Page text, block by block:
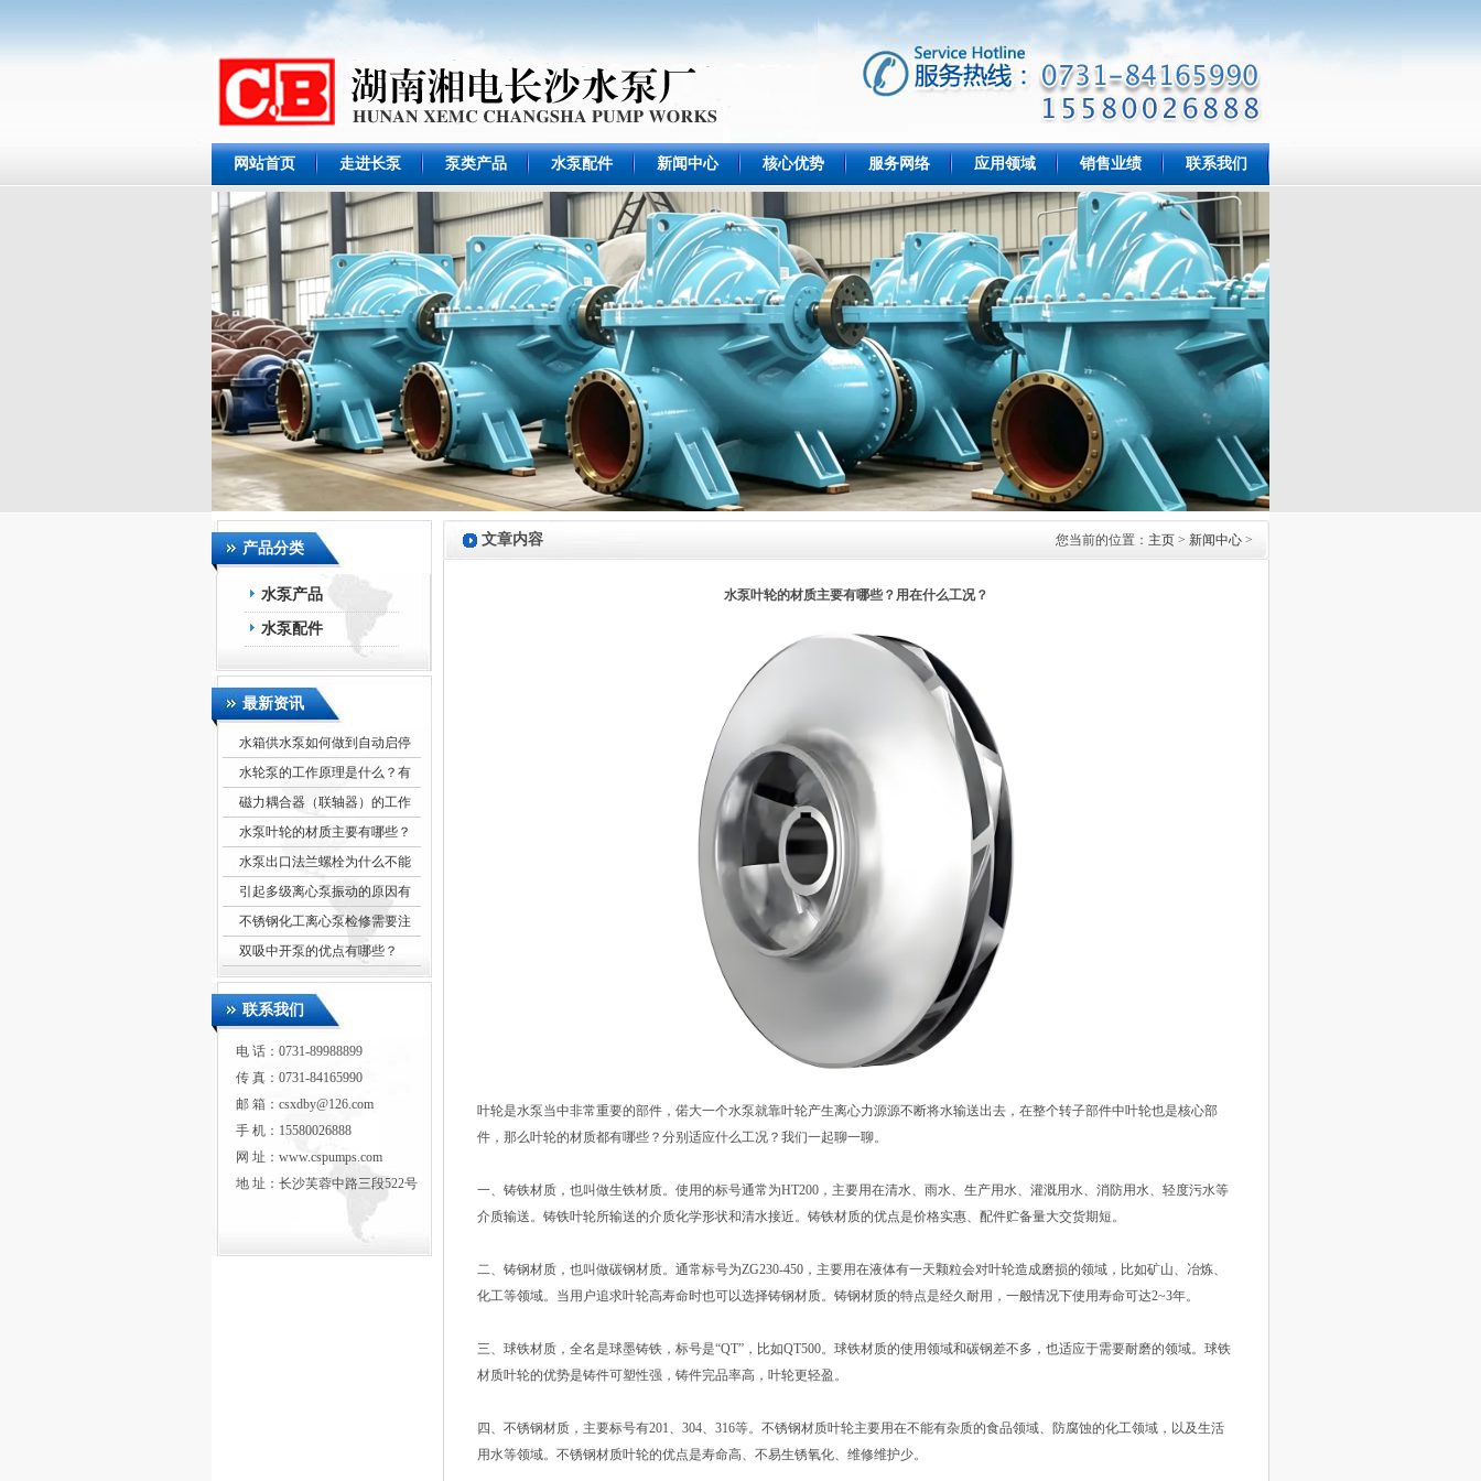
网站首页 走进长泵 泵类产品 水泵配件 新闻中心 核心优势 服务网络 应用领域 销售业绩 联系我们
产品分类
水泵产品
水泵配件
最新资讯
水箱供水泵如何做到自动启停
水轮泵的工作原理是什么？有
磁力耦合器（联轴器）的工作
水泵叶轮的材质主要有哪些？
水泵出口法兰螺栓为什么不能
引起多级离心泵振动的原因有
不锈钢化工离心泵检修需要注
双吸中开泵的优点有哪些？
联系我们
电 话：0731-89988899
传 真：0731-84165990
邮 箱：csxdby@126.com
手 机：15580026888
网 址：www.cspumps.com
地 址：长沙芙蓉中路三段522号
您当前的位置： 主页 > 新闻中心 >
文章内容
水泵叶轮的材质主要有哪些？用在什么工况？
叶轮是水泵当中非常重要的部件，偌大一个水泵就靠叶轮产生离心力源源不断将水输送出去，在整个转子部件中叶轮也是核心部
件，那么叶轮的材质都有哪些？分别适应什么工况？我们一起聊一聊。
一、铸铁材质，也叫做生铁材质。使用的标号通常为HT200，主要用在清水、雨水、生产用水、灌溉用水、消防用水、轻度污水等
介质输送。铸铁叶轮所输送的介质化学形状和清水接近。铸铁材质的优点是价格实惠、配件贮备量大交货期短。
二、铸钢材质，也叫做碳钢材质。通常标号为ZG230-450，主要用在液体有一天颗粒会对叶轮造成磨损的领域，比如矿山、冶炼、
化工等领域。当用户追求叶轮高寿命时也可以选择铸钢材质。铸钢材质的特点是经久耐用，一般情况下使用寿命可达2~3年。
三、球铁材质，全名是球墨铸铁，标号是“QT”，比如QT500。球铁材质的使用领域和碳钢差不多，也适应于需要耐磨的领域。球铁
材质叶轮的优势是铸件可塑性强，铸件完品率高，叶轮更轻盈。
四、不锈钢材质，主要标号有201、304、316等。不锈钢材质叶轮主要用在不能有杂质的食品领域、防腐蚀的化工领域，以及生活
用水等领域。不锈钢材质叶轮的优点是寿命高、不易生锈氧化、维修维护少。